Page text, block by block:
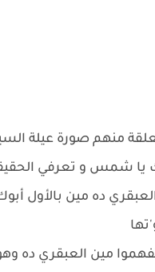
منهم صورة عيلة
شمس و تعرفي
ده مين بالأول
مين العبقري ده